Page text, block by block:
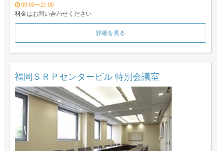
09:00〜21:00
料金はお問い合わせください
詳細を見る
福岡ＳＲＰセンタービル 特別会議室